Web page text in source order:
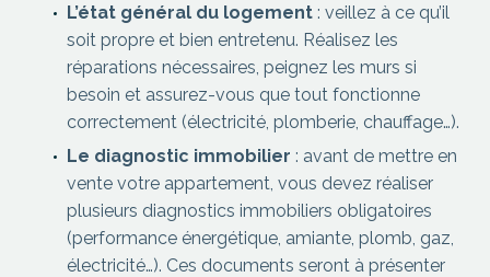
L’état général du logement : veillez à ce qu’il
soit propre et bien entretenu. Réalisez les
réparations nécessaires, peignez les murs si
besoin et assurez-vous que tout fonctionne
correctement (électricité, plomberie, chauffage…).
Le diagnostic immobilier : avant de mettre en
vente votre appartement, vous devez réaliser
plusieurs diagnostics immobiliers obligatoires
(performance énergétique, amiante, plomb, gaz,
électricité…). Ces documents seront à présenter